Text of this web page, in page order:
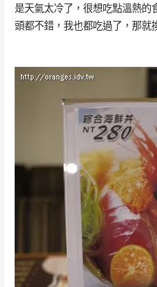
是天氣太冷了，很想吃點溫熱的
頭都不錯，我也都吃過了，那就